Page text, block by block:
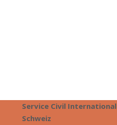
Service Civil International
Schweiz